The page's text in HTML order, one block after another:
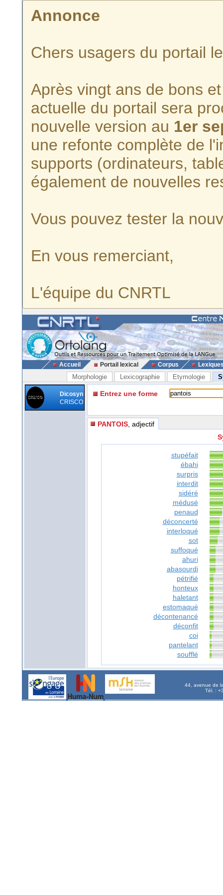
Annonce
Chers usagers du portail
Après vingt ans de bons
actuelle du portail sera
nouvelle version au 1er
une refonte complète de
supports (ordinateurs,
également de nouvelles
Vous pouvez tester la
En vous remerciant,
L'équipe du CNRTL
Accueil Portail lexical Corpus
Morphologie Lexicographie Etymologie
Dicosyn
CRISCO
Entrez une forme
PANTOIS , adjectif
stupéfait
ébahi
surpris
interdit
sidéré
médusé
penaud
déconcerté
interloqué
sot
suffoqué
ahuri
abasourdi
pétrifié
honteux
haletant
estomaqué
décontenancé
déconfit
coi
pantelant
soufflé
44, avenue de
Tél. :